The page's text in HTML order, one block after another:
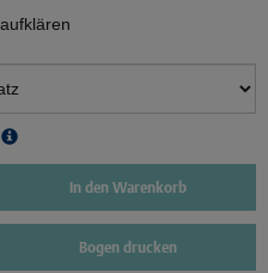
In den Warenkorb
Bogen drucken